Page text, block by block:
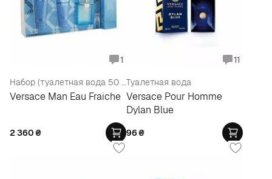
1
Набор (туалетная вода 50 мл + бальзам после бритья 50 мл + гель для душа 50 мл)
Versace Man Eau Fraiche
2 360₴
11
Туалетная вода
Versace Pour Homme
Dylan Blue
96₴